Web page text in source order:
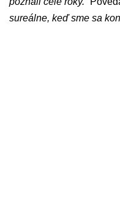
sureálne, keď sme sa